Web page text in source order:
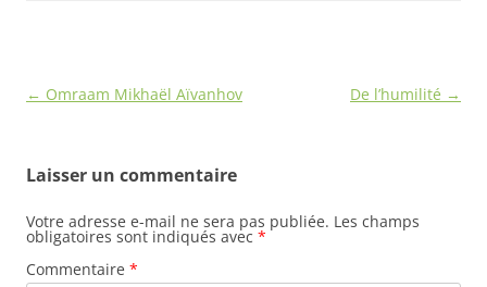
Navigation
← Omraam Mikhaël Aïvanhov De l’humilité →
Laisser un commentaire
Votre adresse e-mail ne sera pas publiée. Les champs
obligatoires sont indiqués avec *
Commentaire *